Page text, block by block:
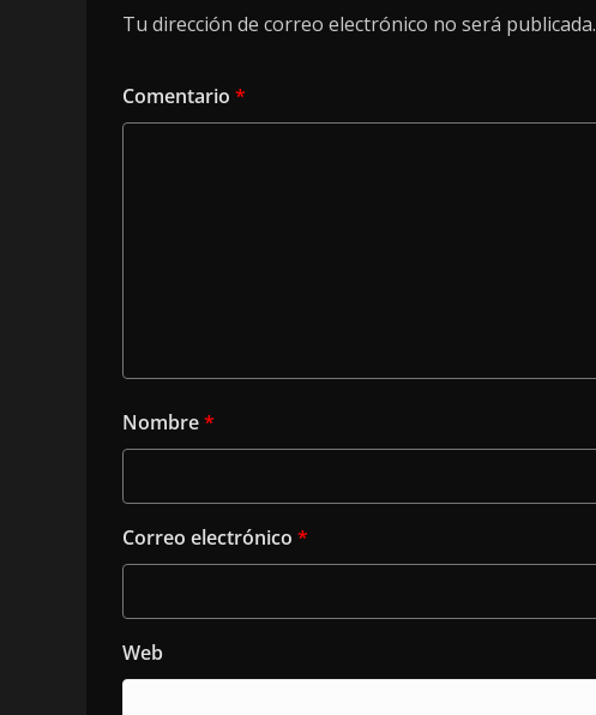
Tu dirección de correo electrónico no será publicada.
Comentario *
Nombre*
Correo electrónico *
Web